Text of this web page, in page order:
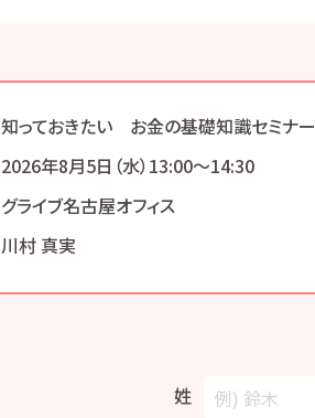
知っておきたい お金の基礎知識セミナー
2026年8月5日（水）13:00〜14:30
グライブ名古屋オフィス
川村 真実
姓